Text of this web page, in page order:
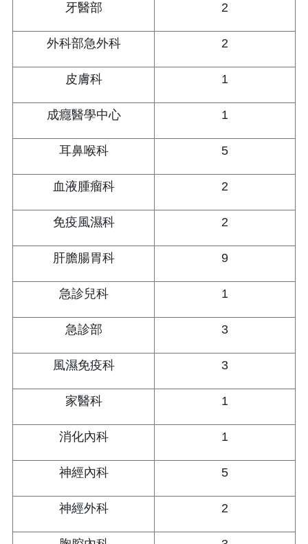
牙醫部 2
外科部急外科 2
皮膚科 1
成癮醫學中心 1
耳鼻喉科 5
血液腫瘤科 2
免疫風濕科 2
肝膽腸胃科 9
急診兒科 1
急診部 3
風濕免疫科 3
家醫科 1
消化內科 1
神經內科 5
神經外科 2